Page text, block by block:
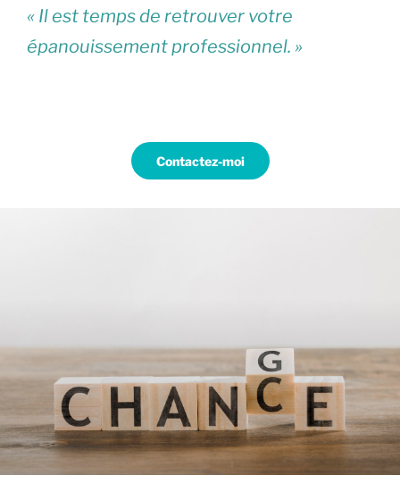
« Il est temps de retrouver votre
épanouissement professionnel. »
Contactez-moi